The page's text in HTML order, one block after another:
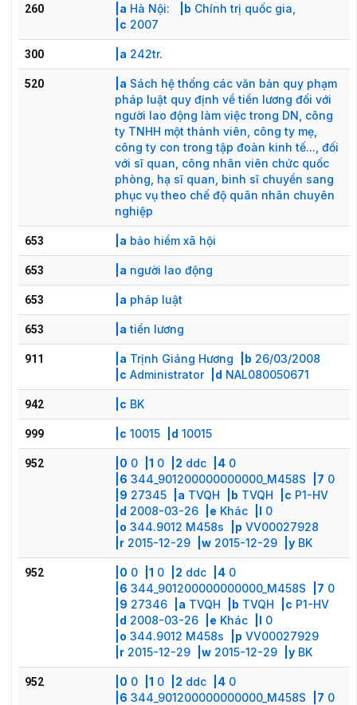
260 |a Hà Nội: |b Chính trị quốc gia,
|c 2007
300 |a 242tr.
520 |a Sách hệ thống các văn bản quy phạm
pháp luật quy định về tiền lương đối với
người lao động làm việc trong DN, công
ty TNHH một thành viên, công ty mẹ,
công ty con trong tập đoàn kinh tế..., đối
với sĩ quan, công nhân viên chức quốc
phòng, hạ sĩ quan, binh sĩ chuyển sang
phục vụ theo chế độ quân nhân chuyên
nghiệp
653 |a bảo hiểm xã hội
653 |a người lao động
653 |a pháp luật
653 |a tiền lương
911 |a Trịnh Giáng Hương |b 26/03/2008
|c Administrator |d NAL080050671
942 |c BK
999 |c 10015 |d 10015
952 |0 0 |1 0 |2 ddc |4 0
|6 344_901200000000000_M458S |7 0
|9 27345 |a TVQH |b TVQH |c P1-HV
|d 2008-03-26 |e Khác |l 0
|o 344.9012 M458s |p VV00027928
|r 2015-12-29 |w 2015-12-29 |y BK
952 |0 0 |1 0 |2 ddc |4 0
|6 344_901200000000000_M458S |7 0
|9 27346 |a TVQH |b TVQH |c P1-HV
|d 2008-03-26 |e Khác |l 0
|o 344.9012 M458s |p VV00027929
|r 2015-12-29 |w 2015-12-29 |y BK
952 |0 0 |1 0 |2 ddc |4 0
|6 344_901200000000000_M458S |7 0